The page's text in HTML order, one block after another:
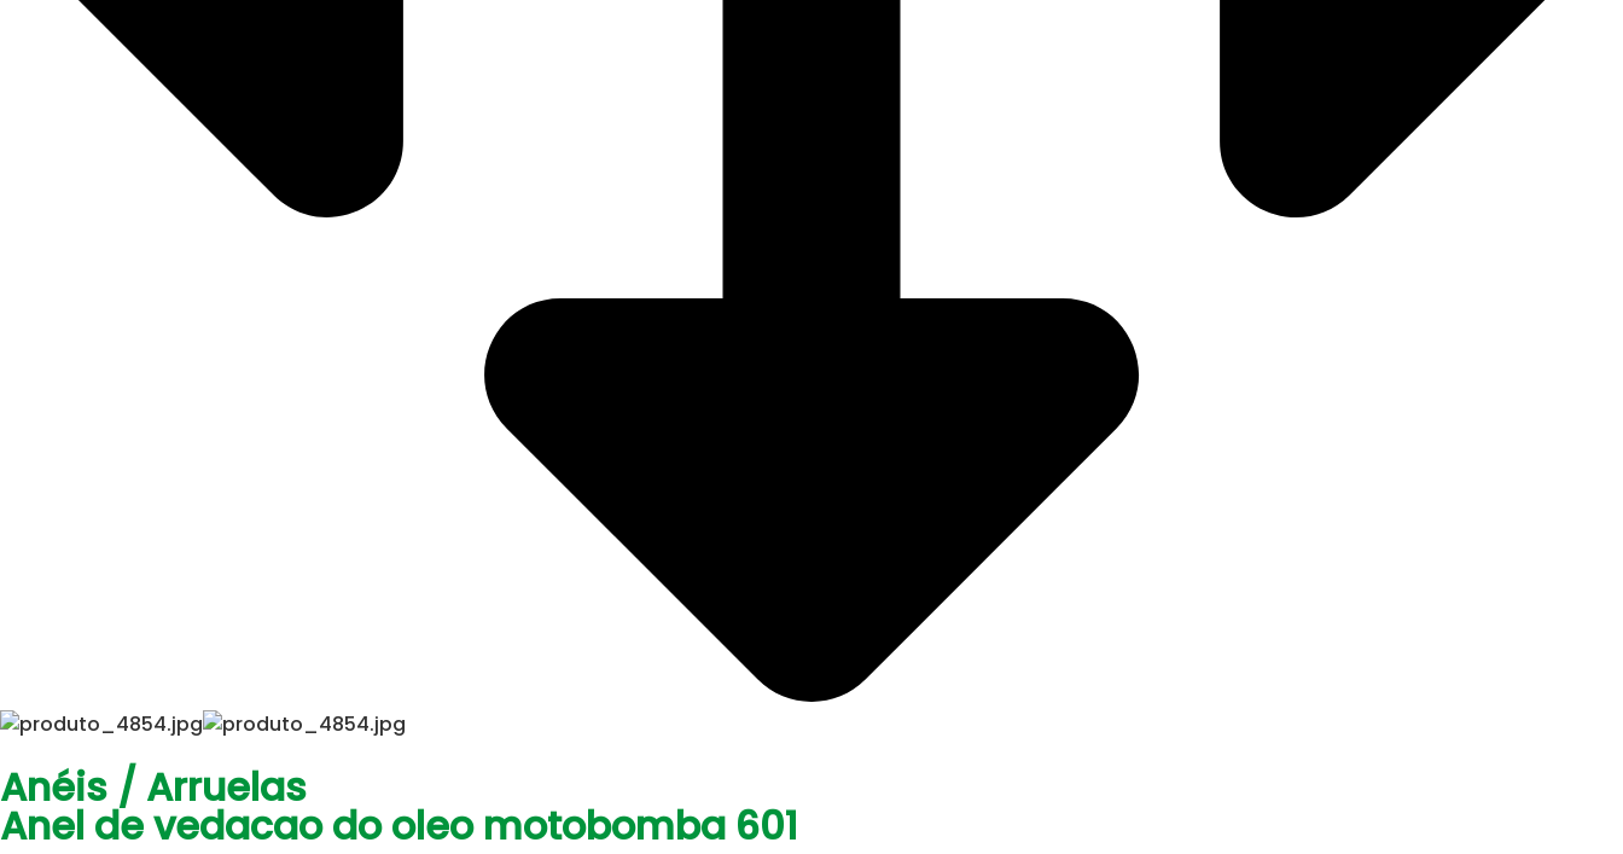
Anéis / Arruelas
Anel de vedacao do oleo motobomba 601